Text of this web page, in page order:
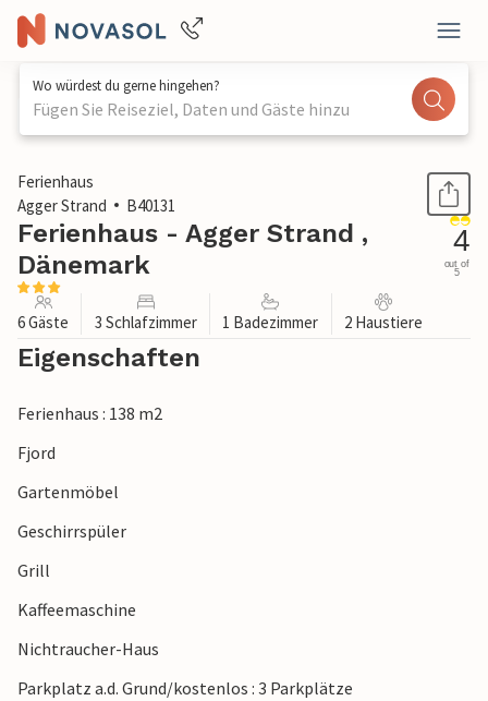
Wo würdest du gerne hingehen?
Fügen Sie Reiseziel, Daten und Gäste hinzu
1 / 3
Ferienhaus
Agger Strand
B40131
Ferienhaus - Agger Strand ,
Dänemark
4
out of
5
6 Gäste 3 Schlafzimmer 1 Badezimmer 2 Haustiere
Eigenschaften
Ferienhaus : 138 m2
Fjord
Gartenmöbel
Geschirrspüler
Grill
Kaffeemaschine
Nichtraucher-Haus
Parkplatz a.d. Grund/kostenlos : 3 Parkplätze